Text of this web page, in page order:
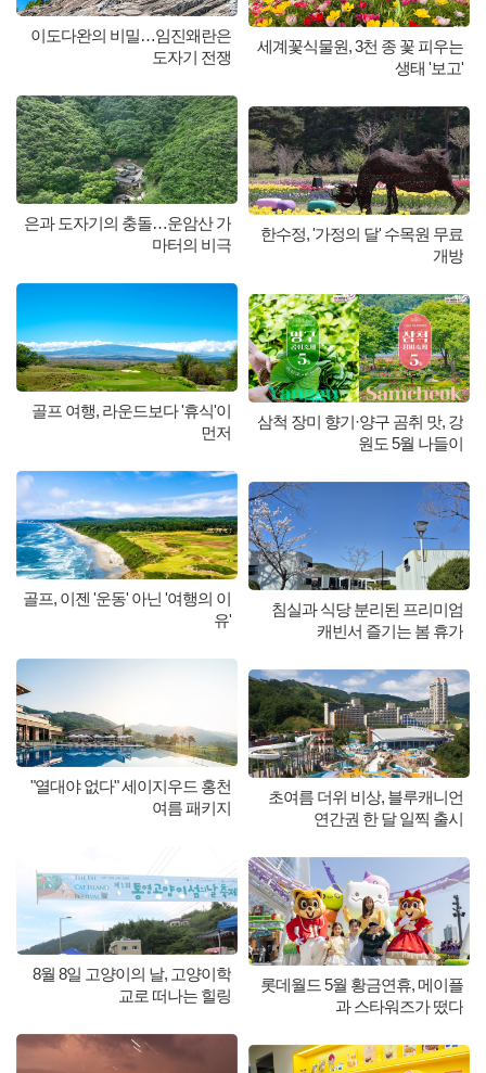
이도다완의 비밀…임진왜란은
도자기 전쟁
은과 도자기의 충돌…운암산 가
마터의 비극
골프 여행, 라운드보다 '휴식'이
먼저
골프, 이젠 '운동' 아닌 '여행의 이
유'
"열대야 없다" 세이지우드 홍천
여름 패키지
8월 8일 고양이의 날, 고양이학
교로 떠나는 힐링
세계꽃식물원, 3천 종 꽃 피우는
생태 '보고'
한수정, '가정의 달' 수목원 무료
개방
삼척 장미 향기·양구 곰취 맛, 강
원도 5월 나들이
침실과 식당 분리된 프리미엄
캐빈서 즐기는 봄 휴가
초여름 더위 비상, 블루캐니언
연간권 한 달 일찍 출시
롯데월드 5월 황금연휴, 메이플
과 스타워즈가 떴다